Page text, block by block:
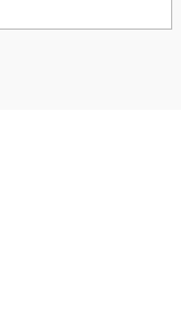
tarafımıza